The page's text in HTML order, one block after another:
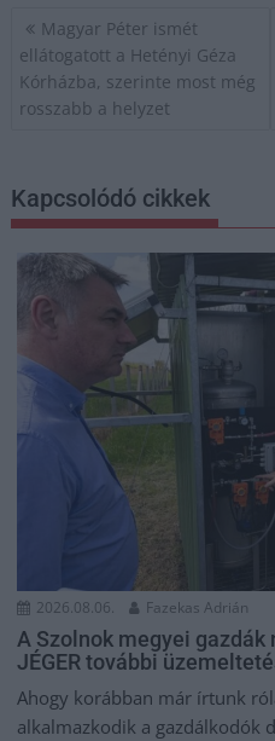
Bejegyzés
navigáció
Magyar Péter ismét
ellátogatott a Hetényi Géza
Kórházba, szerinte most még
rosszabb a helyzet
Kapcsolódó cikkek
2026.08.06. Fazekas Adrián
A Szolnok megyei gazdák
JÉGER további
Ahogy korábban már írtunk
alkalmazkodik a gazdálkodók